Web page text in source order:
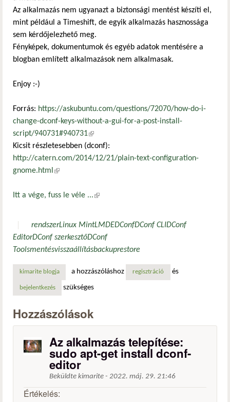
Az alkalmazás nem ugyanazt a biztonsági mentést készíti el,
mint például a Timeshift, de egyik alkalmazás hasznossága
sem kérdőjelezhető meg.
Fényképek, dokumentumok és egyéb adatok mentésére a
blogban említett alkalmazások nem alkalmasak.
Enjoy :-)
Forrás: https://askubuntu.com/questions/72070/how-do-i-
change-dconf-keys-without-a-gui-for-a-post-install-
script/940731#940731(külső hivatkozás)
Kicsit részletesebben (dconf):
http://catern.com/2014/12/21/plain-text-configuration-
gnome.html (külső hivatkozás)
Itt a vége, fuss le véle ...(külső hivatkozás)
rendszerLinux MintLMDEDConfDConf CLIDConf
EditorDConf szerkesztőDConf
Toolsmentésvisszaállításbackuprestore
kimarite blogja a hozzászóláshoz regisztráció és
bejelentkezés szükséges
Hozzászólások
Az alkalmazás telepítése:
sudo apt-get install dconf-
editor
Beküldte kimarite - 2022. máj. 29. 21:46
Értékelés: